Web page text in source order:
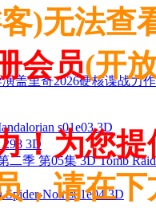
盖里奇2026硬核谍战力
s01e03 3D
3D
季 第05集 3D Tomb
Noir s01e04 3D
)无法查
会员(开
！为您
，请在